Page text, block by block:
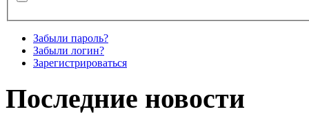
Забыли пароль?
Забыли логин?
Зарегистрироваться
Последние новости